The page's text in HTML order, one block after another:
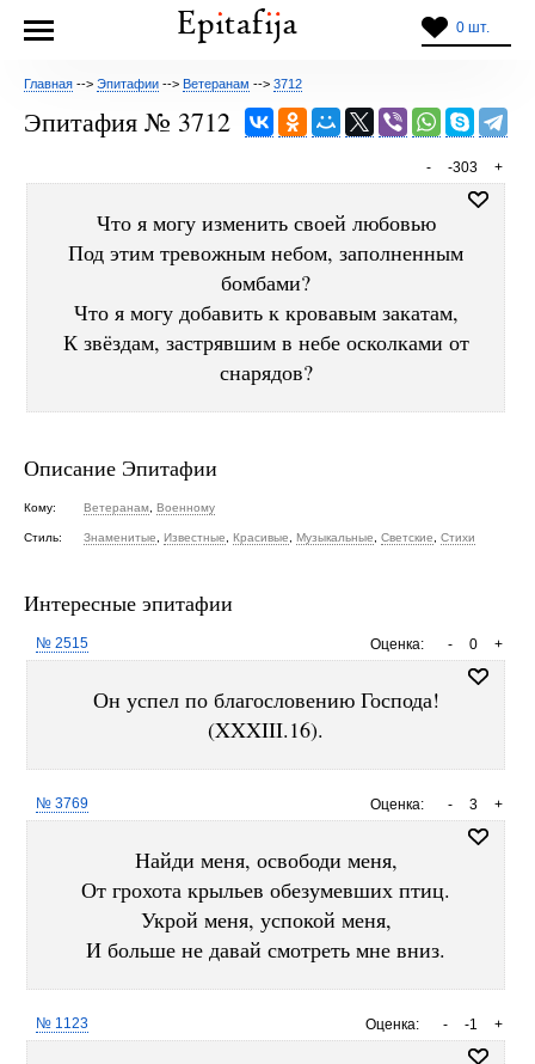
0 шт.
Главная --> Эпитафии --> Ветеранам --> 3712
Эпитафия № 3712
+
-303
-
Что я могу изменить своей любовью
Под этим тревожным небом, заполненным
бомбами?
Что я могу добавить к кровавым закатам,
К звёздам, застрявшим в небе осколками от
снарядов?
Описание Эпитафии
Кому: Ветеранам Военному
Стиль: Знаменитые Известные Красивые Музыкальные Светские Стихи
Интересные эпитафии
Оценка: +
0
-
№ 2515
Он успел по благословению Господа!
(XXXIII.16).
Оценка: +
3
-
№ 3769
Найди меня, освободи меня,
От грохота крыльев обезумевших птиц.
Укрой меня, успокой меня,
И больше не давай смотреть мне вниз.
Оценка: +
-1
-
№ 1123